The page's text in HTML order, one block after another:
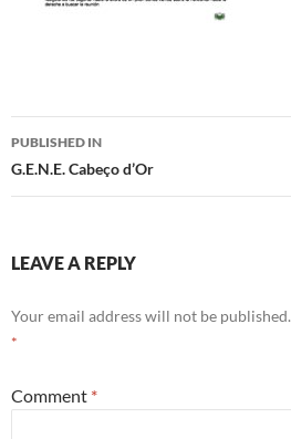
Post
navigation
PUBLISHED IN
G.E.N.E. Cabeço d’Or
LEAVE A REPLY
Your email address will not be published.
*
Comment *